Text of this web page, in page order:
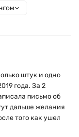
штук и одно
года. За 2
письмо об
дальше желания
того как ушел